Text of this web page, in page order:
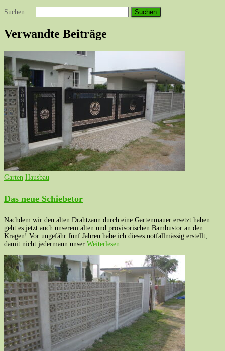
Suchen
Suchen …
Verwandte Beiträge
Garten Hausbau
Das neue Schiebetor
Nachdem wir den alten Drahtzaun durch eine Gartenmauer ersetzt haben
geht es jetzt auch unserem alten und provisorischen Bambustor an den
Kragen! Vor ungefähr fünf Jahren habe ich dieses notfallmässig erstellt,
damit nicht jedermann unser Weiterlesen